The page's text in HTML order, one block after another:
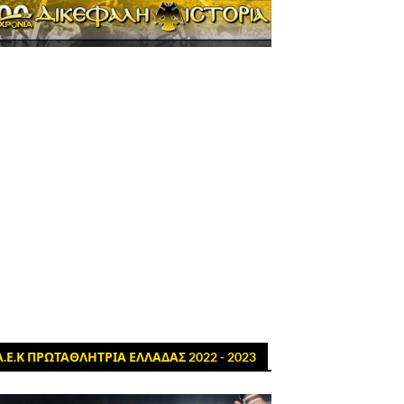
ΠΡΩΤΑΘΛΗΤΡΙΑ ΕΛΛΑΔΑΣ 2022 - 2023